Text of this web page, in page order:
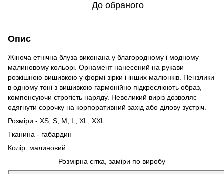
До обраного
Опис
Жіноча етнічна блуза виконана у благородному і модному
малиновому кольорі. Орнамент нанесений на рукави
розкішною вишивкою у формі зірки і інших малюнків. Пензлики
в одному тоні з вишивкою гармонійно підкреслюють образ,
компенсуючи строгість наряду. Невеликий виріз дозволяє
одягнути сорочку на корпоративний захід або ділову зустріч.
Розміри - XS, S, M, L, XL, XXL
Тканина - габардин
Колір: малиновий
Розмірна сітка, заміри по виробу